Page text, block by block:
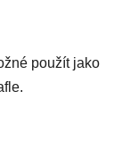
použít jako